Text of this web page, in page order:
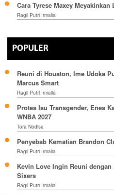
Cara Tyrese Maxey
Ragil Putri Irmalia
POPULER
Reuni di Houston, Ime Udoka
Marcus Smart
Ragil Putri Irmalia
Protes Isu Transgender, Enes
WNBA 2027
Tora Nodisa
Penyebab Kematian Brandon
Ragil Putri Irmalia
Kevin Love Ingin Reuni
Sixers
Ragil Putri Irmalia